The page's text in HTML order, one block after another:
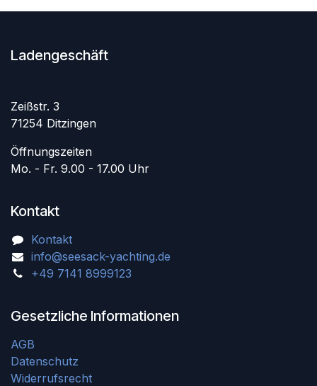
Ladengeschäft
Zeißstr. 3
71254 Ditzingen
Öffnungszeiten
Mo. - Fr. 9.00 - 17.00 Uhr
Kontakt
Kontakt
info@seesack-yachting.de
+49 7141 8999123
Gesetzliche Informationen
AGB
Datenschutz
Widerrufsrecht